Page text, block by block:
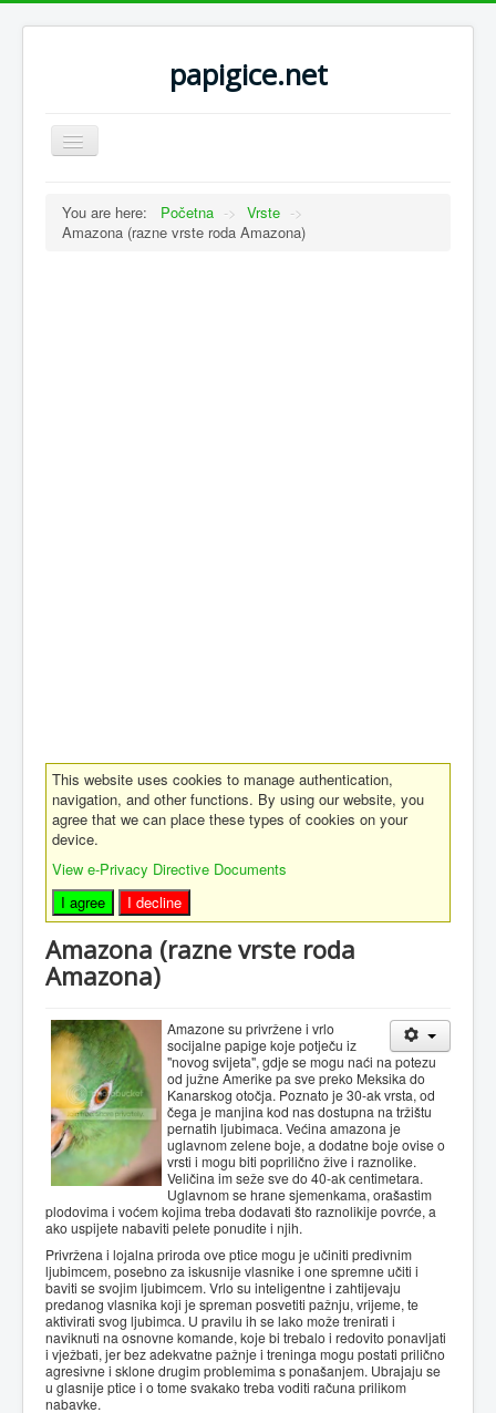
papigice.net
Toggle
Navigation
You are here: Početna -> Vrste ->
Amazona (razne vrste roda Amazona)
This website uses cookies to manage authentication,
navigation, and other functions. By using our website, you
agree that we can place these types of cookies on your
device.
View e-Privacy Directive Documents
I agree
I decline
Amazona (razne vrste roda
Amazona)
Amazone su privržene i vrlo
socijalne papige koje potječu iz
"novog svijeta", gdje se mogu naći na potezu
od južne Amerike pa sve preko Meksika do
Kanarskog otočja. Poznato je 30-ak vrsta, od
čega je manjina kod nas dostupna na tržištu
pernatih ljubimaca. Većina amazona je
uglavnom zelene boje, a dodatne boje ovise o
vrsti i mogu biti poprilično žive i raznolike.
Veličina im seže sve do 40-ak centimetara.
Uglavnom se hrane sjemenkama, orašastim
plodovima i voćem kojima treba dodavati što raznolikije povrće, a
ako uspijete nabaviti pelete ponudite i njih.
Privržena i lojalna priroda ove ptice mogu je učiniti predivnim
ljubimcem, posebno za iskusnije vlasnike i one spremne učiti i
baviti se svojim ljubimcem. Vrlo su inteligentne i zahtijevaju
predanog vlasnika koji je spreman posvetiti pažnju, vrijeme, te
aktivirati svog ljubimca. U pravilu ih se lako može trenirati i
naviknuti na osnovne komande, koje bi trebalo i redovito ponavljati
i vježbati, jer bez adekvatne pažnje i treninga mogu postati prilično
agresivne i sklone drugim problemima s ponašanjem. Ubrajaju se
u glasnije ptice i o tome svakako treba voditi računa prilikom
nabavke.